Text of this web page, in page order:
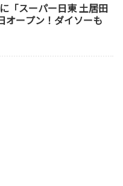
「スーパー日東 土居田
オープン！ダイソーも